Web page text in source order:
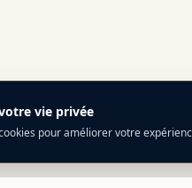
vie privée
pour améliorer votre